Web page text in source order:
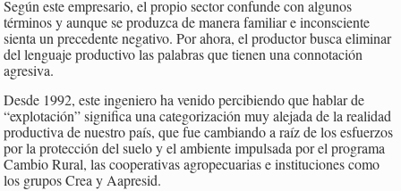
Según este empresario, el propio sector confunde con algunos
términos y aunque se produzca de manera familiar e inconsciente
sienta un precedente negativo. Por ahora, el productor busca eliminar
del lenguaje productivo las palabras que tienen una connotación
agresiva.
Desde 1992, este ingeniero ha venido percibiendo que hablar de
“explotación” significa una categorización muy alejada de la realidad
productiva de nuestro país, que fue cambiando a raíz de los esfuerzos
por la protección del suelo y el ambiente impulsada por el programa
Cambio Rural, las cooperativas agropecuarias e instituciones como
los grupos Crea y Aapresid.